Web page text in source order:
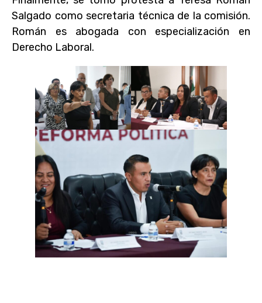
Salgado como secretaria técnica de la comisión.
Román es abogada con especialización en
Derecho Laboral.